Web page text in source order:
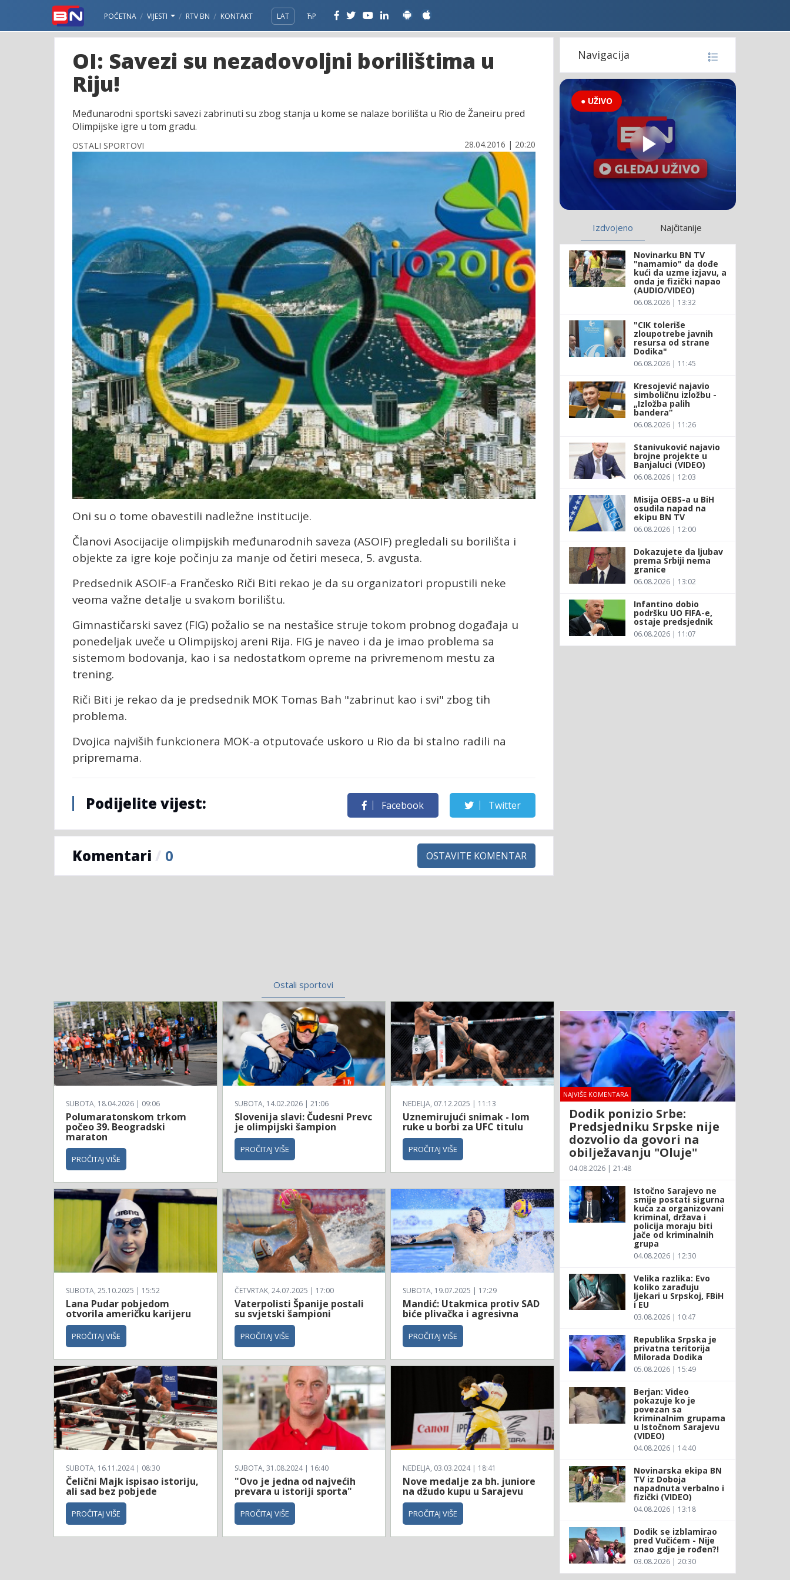
POČETNA VIJESTI RTV BN KONTAKT LAT ЋР
OI: Savezi su nezadovoljni borilištima u
Riju!
Međunarodni sportski savezi zabrinuti su zbog stanja u kome se nalaze borilišta u Rio de Žaneiru pred
Olimpijske igre u tom gradu.
OSTALI SPORTOVI 28.04.2016 | 20:20
Oni su o tome obavestili nadležne institucije.
Članovi Asocijacije olimpijskih međunarodnih saveza (ASOIF) pregledali su borilišta i
objekte za igre koje počinju za manje od četiri meseca, 5. avgusta.
Predsednik ASOIF-a Frančesko Riči Biti rekao je da su organizatori propustili neke
veoma važne detalje u svakom borilištu.
Gimnastičarski savez (FIG) požalio se na nestašice struje tokom probnog događaja u
ponedeljak uveče u Olimpijskoj areni Rija. FIG je naveo i da je imao problema sa
sistemom bodovanja, kao i sa nedostatkom opreme na privremenom mestu za
trening.
Riči Biti je rekao da je predsednik MOK Tomas Bah "zabrinut kao i svi" zbog tih
problema.
Dvojica najviših funkcionera MOK-a otputovaće uskoro u Rio da bi stalno radili na
pripremama.
Podijelite vijest: Facebook Twitter
Komentari / 0 OSTAVITE KOMENTAR
Ostali sportovi
SUBOTA, 18.04.2026 | 09:06
Polumaratonskom trkom
počeo 39. Beogradski
maraton
PROČITAJ VIŠE
SUBOTA, 14.02.2026 | 21:06
Slovenija slavi: Čudesni Prevc
je olimpijski šampion
PROČITAJ VIŠE
NEDELJA, 07.12.2025 | 11:13
Uznemirujući snimak - lom
ruke u borbi za UFC titulu
PROČITAJ VIŠE
SUBOTA, 25.10.2025 | 15:52
Lana Pudar pobjedom
otvorila američku karijeru
PROČITAJ VIŠE
ČETVRTAK, 24.07.2025 | 17:00
Vaterpolisti Španije postali
su svjetski šampioni
PROČITAJ VIŠE
SUBOTA, 19.07.2025 | 17:29
Mandić: Utakmica protiv SAD
biće plivačka i agresivna
PROČITAJ VIŠE
SUBOTA, 16.11.2024 | 08:30
Čelični Majk ispisao istoriju,
ali sad bez pobjede
PROČITAJ VIŠE
SUBOTA, 31.08.2024 | 16:40
"Ovo je jedna od najvećih
prevara u istoriji sporta"
PROČITAJ VIŠE
NEDELJA, 03.03.2024 | 18:41
Nove medalje za bh. juniore
na džudo kupu u Sarajevu
PROČITAJ VIŠE
Navigacija
● UŽIVO
Izdvojeno Najčitanije
Novinarku BN TV
"namamio" da dođe
kući da uzme izjavu, a
onda je fizički napao
(AUDIO/VIDEO)
06.08.2026 | 13:32
"CIK toleriše
zloupotrebe javnih
resursa od strane
Dodika"
06.08.2026 | 11:45
Kresojević najavio
simboličnu izložbu -
„Izložba palih
bandera“
06.08.2026 | 11:26
Stanivuković najavio
brojne projekte u
Banjaluci (VIDEO)
06.08.2026 | 12:03
Misija OEBS-a u BiH
osudila napad na
ekipu BN TV
06.08.2026 | 12:00
Dokazujete da ljubav
prema Srbiji nema
granice
06.08.2026 | 13:02
Infantino dobio
podršku UO FIFA-e,
ostaje predsjednik
06.08.2026 | 11:07
NAJVIŠE KOMENTARA
Dodik ponizio Srbe:
Predsjedniku Srpske nije
dozvolio da govori na
obilježavanju "Oluje"
04.08.2026 | 21:48
Istočno Sarajevo ne
smije postati sigurna
kuća za organizovani
kriminal, država i
policija moraju biti
jače od kriminalnih
grupa
04.08.2026 | 12:30
Velika razlika: Evo
koliko zarađuju
ljekari u Srpskoj, FBiH
i EU
03.08.2026 | 10:47
Republika Srpska je
privatna teritorija
Milorada Dodika
05.08.2026 | 15:49
Berjan: Video
pokazuje ko je
povezan sa
kriminalnim grupama
u Istočnom Sarajevu
(VIDEO)
04.08.2026 | 14:40
Novinarska ekipa BN
TV iz Doboja
napadnuta verbalno i
fizički (VIDEO)
04.08.2026 | 13:18
Dodik se izblamirao
pred Vučićem - Nije
znao gdje je rođen?!
03.08.2026 | 20:30